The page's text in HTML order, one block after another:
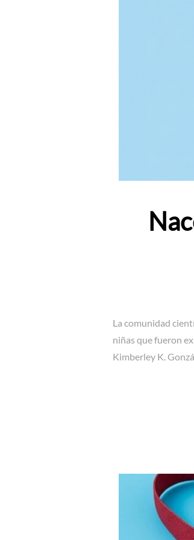
La comunidad
niñas que fueron
Kimberley K.